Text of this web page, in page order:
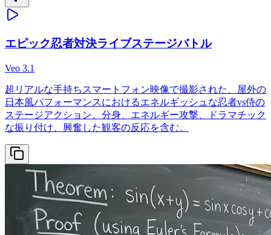
エピック忍者対決ライブステージバトル
Veo 3.1
超リアルな手持ちスマートフォン映像で撮影された、屋外の
日本風パフォーマンスにおけるエネルギッシュな忍者vs侍の
ステージアクション。分身、エネルギー攻撃、ドラマチック
な振り付け、興奮した観客の反応を含む。